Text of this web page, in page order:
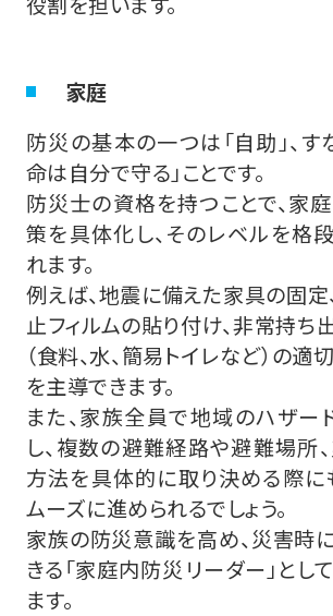
家庭
防災の基本の一つは「自助」、す
命は自分で守る」ことです。
防災士の資格を持つことで、家
策を具体化し、そのレベルを格
れます。
例えば、地震に備えた家具の固定
止フィルムの貼り付け、非常持ち
（食料、水、簡易トイレなど）の
を主導できます。
また、家族全員で地域のハザー
し、複数の避難経路や避難場所
方法を具体的に取り決める際に
ムーズに進められるでしょう。
家族の防災意識を高め、災害時
きる「家庭内防災リーダー」とし
ます。